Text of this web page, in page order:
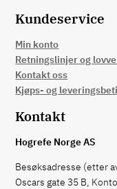
Kundeservice
Min konto
Retningslinjer og
Kontakt oss
Kjøps- og
Kontakt
Hogrefe Norge AS
Besøksadresse (etter
Oscars gate 35 B,